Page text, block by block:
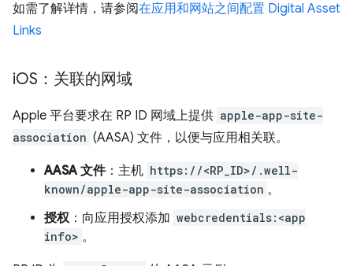
如需了解详情，请参阅在应用和网站之间配置 Digital Asset
Links
iOS：关联的网域
Apple 平台要求在 RP ID 网域上提供 apple-app-site-
association (AASA) 文件，以便与应用相关联。
AASA 文件：主机 https://<RP_ID>/.well-
known/apple-app-site-association 。
授权：向应用授权添加 webcredentials:<app
info> 。